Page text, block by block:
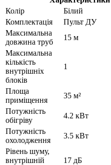
Колір
Білий
Комплектація
Пульт ДУ
Максимальна
довжина труб
15 м
Максимальна
кількість
внутрішніх
блоків
1
Площа
приміщення
35 м²
Потужність
обігріву
4.2 кВт
Потужність
охолодження
3.5 кВт
Рівень шуму,
внутрішній
17 дБ